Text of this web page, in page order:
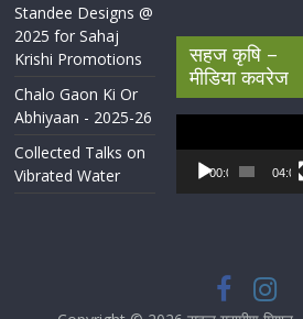
Standee Designs @
2025 for Sahaj
Krishi Promotions
Chalo Gaon Ki Or
Abhiyaan - 2025-26
Collected Talks on
Vibrated Water
सहज कृषि –
मीडिया कवरेज
Player
00:00 04:07